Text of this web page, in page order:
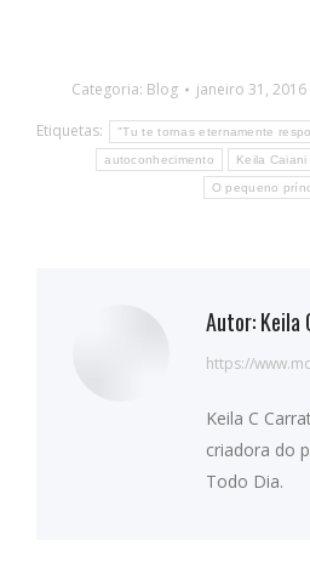
Categoria: Blog janeiro 31, 2016
Etiquetas:
"Tu te tornas eternamente
autoconhecimento Keila
O pequeno
Autor:Keila
https://
Keila C
criadora do
Todo Dia.